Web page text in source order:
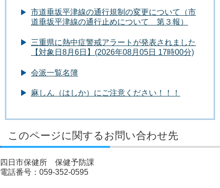
市道垂坂平津線の通行規制の変更について（市
道垂坂平津線の通行止めについて 第３報）
三重県に熱中症警戒アラートが発表されました
【対象日8月6日】(2026年08月05日 17時00分)
会派一覧名簿
麻しん（はしか）にご注意ください！！！
このページに関するお問い合わせ先
四日市保健所 保健予防課
電話番号：059-352-0595